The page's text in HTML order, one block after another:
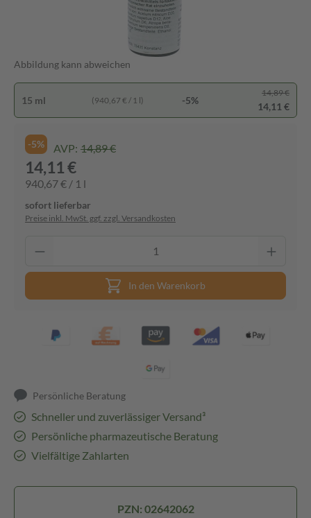
Abbildung kann abweichen
15 ml (940,67 € / 1 l) -5%
14,89 €
14,11 €
-5% AVP: 14,89 €
14,11 €
940,67 € / 1 l
sofort lieferbar
Preise inkl. MwSt. ggf. zzgl. Versandkosten
In den Warenkorb
Persönliche Beratung
Schneller und zuverlässiger Versand³
Persönliche pharmazeutische Beratung
Vielfältige Zahlarten
PZN: 02642062